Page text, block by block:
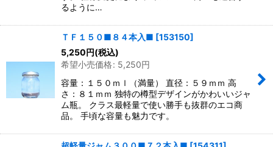
るように…
ＴＦ１５０■８４本入■ [153150]
5,250円(税込)
希望小売価格: 5,250円
容量：１５０ｍｌ（満量） 直径：５９ｍｍ 高
さ：８１ｍｍ 独特の樽型デザインがかわいいジャ
ム瓶。 クラス最軽量で使い勝手も抜群のエコ商
品。 手頃な容量も魅力です。